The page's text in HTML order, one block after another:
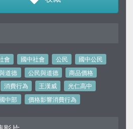
會 國中社會 公民
國中公民
道德
公民與道德
商品價格
消費行為 王漢威
光仁高中
中部
價格影響消費行為